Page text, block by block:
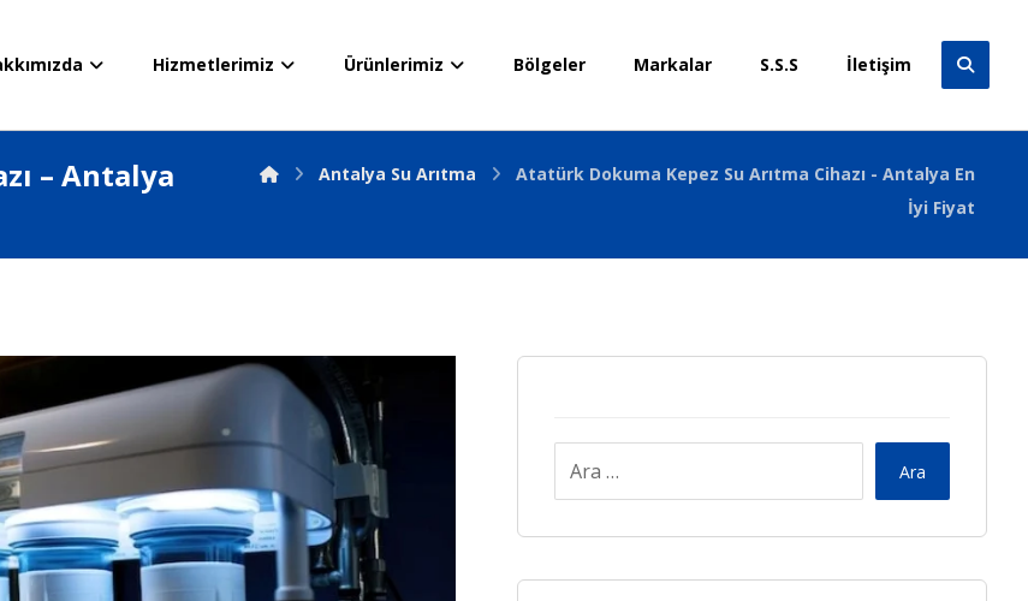
Hizmetlerimiz Ürünlerimiz Bölgeler Markalar S.S.S İletişim
– Antalya
Antalya Su Arıtma
Atatürk Dokuma Kepez Su Arıtma Cihazı - Antalya En
İyi Fiyat
Ara